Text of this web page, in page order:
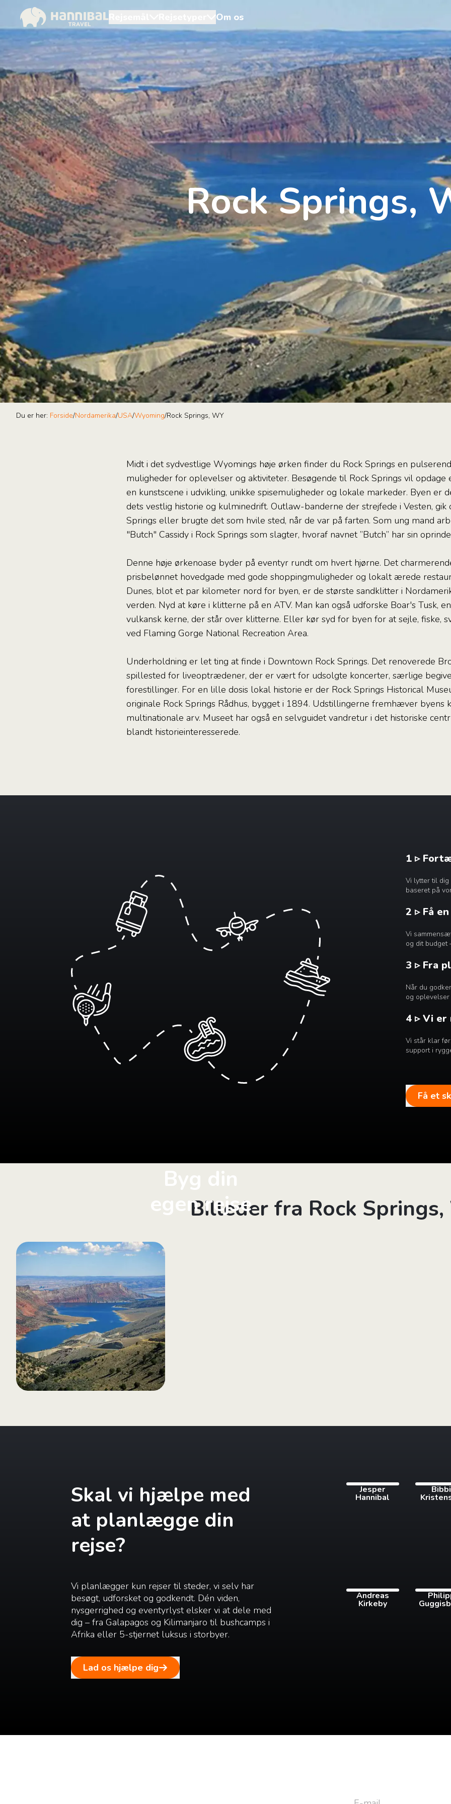
Om os
Rock Springs,
Du er her: Forside/Nordamerika/USA/Wyoming/Rock Springs, WY
Midt i det sydvestlige Wyomings høje ørken finder du Rock Springs en
muligheder for oplevelser og aktiviteter. Besøgende til Rock Springs vil opdage
en kunstscene i udvikling, unikke spisemuligheder og lokale markeder. Byen er
dets vestlig historie og kulminedrift. Outlaw-banderne der strejfede i Vesten, gik
Springs eller brugte det som hvile sted, når de var på farten. Som ung mand
"Butch" Cassidy i Rock Springs som slagter, hvoraf navnet ”Butch” har sin
Denne høje ørkenoase byder på eventyr rundt om hvert hjørne. Det
prisbelønnet hovedgade med gode shoppingmuligheder og lokalt ærede
Dunes, blot et par kilometer nord for byen, er de største sandklitter i
verden. Nyd at køre i klitterne på en ATV. Man kan også udforske Boar's Tusk,
vulkansk kerne, der står over klitterne. Eller kør syd for byen for at sejle, fiske,
ved Flaming Gorge National Recreation Area.
Underholdning er let ting at finde i Downtown Rock Springs. Det renoverede
spillested for liveoptrædener, der er vært for udsolgte koncerter, særlige
forestillinger. For en lille dosis lokal historie er der Rock Springs Historical
originale Rock Springs Rådhus, bygget i 1894. Udstillingerne fremhæver byens
multinationale arv. Museet har også en selvguidet vandretur i det historiske
blandt historieinteresserede.
Byg din
egen rejse
1 ▹
Vi lytter til
baseret på
2 ▹ Få
Vi
og dit
3 ▹ Fra
Når du
og
4 ▹ Vi er
Vi står klar
support i
Få et
Billeder fra Rock Springs,
Skal vi hjælpe med
at planlægge din
rejse?
Vi planlægger kun rejser til steder, vi selv har
besøgt, udforsket og godkendt. Dén viden,
nysgerrighed og eventyrlyst elsker vi at dele med
dig – fra Galapagos og Kilimanjaro til bushcamps i
Afrika eller 5-stjernet luksus i storbyer.
Lad os hjælpe dig
Jesper
Hannibal
Bibbi
Andreas
Kirkeby